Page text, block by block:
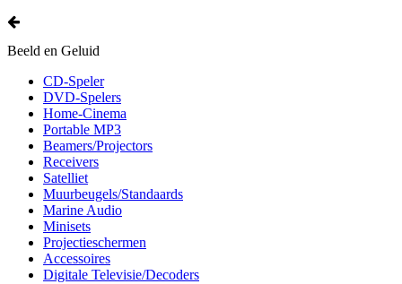
Beeld en Geluid
CD-Speler
DVD-Spelers
Home-Cinema
Portable MP3
Beamers/Projectors
Receivers
Satelliet
Muurbeugels/Standaards
Marine Audio
Minisets
Projectieschermen
Accessoires
Digitale Televisie/Decoders